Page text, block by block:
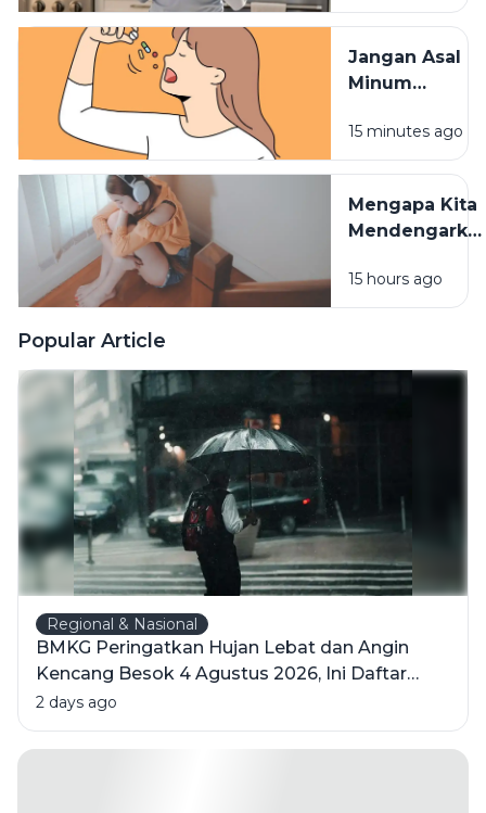
Tidak
Maksimal
Jangan Asal
Minum
Waktu
Konsumsinya
Berpengaruh
15 minutes ago
Mengapa Kita
Saat Hati
Sedang
15 hours ago
Popular Article
Regional & Nasional
BMKG Peringatkan Hujan Lebat dan Angin
Kencang Besok 4 Agustus 2026, Ini Daftar
Wilayahnya
2 days ago